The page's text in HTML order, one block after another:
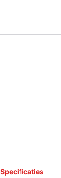
Specificaties